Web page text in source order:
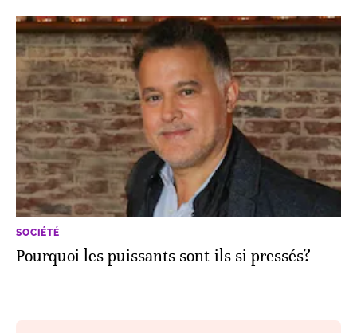
SOCIÉTÉ
Pourquoi les puissants sont-ils si pressés?